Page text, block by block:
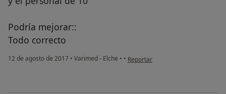
Podría mejorar::
Todo correcto
12 de agosto de 2017 • Varimed - Elche • • en opinión del usuario paciente
Reportar